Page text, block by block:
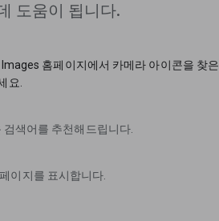
도움이 됩니다.
홈페이지에서 카메라 아이콘을 찾은
요.
색어를 추천해드립니다.
이지를 표시합니다.